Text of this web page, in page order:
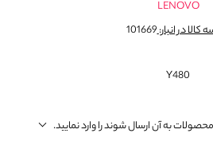
LENOVO
کالا در انبار:101669
Y480
به آن ارسال شوند را وارد نمایید.